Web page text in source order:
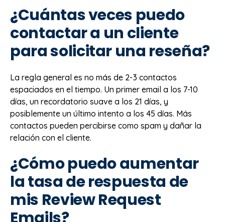
¿Cuántas veces puedo
contactar a un cliente
para solicitar una reseña?
La regla general es no más de 2-3 contactos
espaciados en el tiempo. Un primer email a los 7-10
días, un recordatorio suave a los 21 días, y
posiblemente un último intento a los 45 días. Más
contactos pueden percibirse como spam y dañar la
relación con el cliente.
¿Cómo puedo aumentar
la tasa de respuesta de
mis Review Request